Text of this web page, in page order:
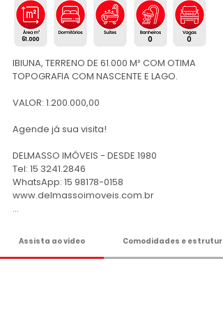
0 0
61.000
IBIUNA, TERRENO DE 61.000 M² COM OTIMA
TOPOGRAFIA COM NASCENTE E LAGO.
VALOR: 1.200.000,00
Agende já sua visita!
DELMASSO IMÓVEIS - DESDE 1980
Tel: 15 3241.2846
WhatsApp: 15 98178-0158
www.delmassoimoveis.com.br
condomínio e IPTU, podem sofrer
alterações sem aviso prévio e estão
sujeitos à disponibilidade, por se tratar de
Assista ao vídeo Comodidades e estrutura